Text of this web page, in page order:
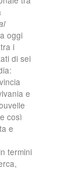
oggi
i
di sei
e
così
e
termini